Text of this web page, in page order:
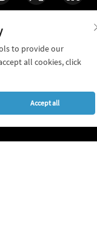
tạo Xương
sàng tích lũy,
chấn thương phức
to provide our
all cookies, click
Accept all